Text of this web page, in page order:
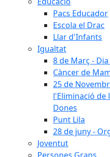
Pacs Educador
Escola el Drac
Llar d'Infants
Igualtat
8 de Març -
Càncer de
25 de
l'Eliminació de
Dones
Punt Lila
28 de juny -
Joventut